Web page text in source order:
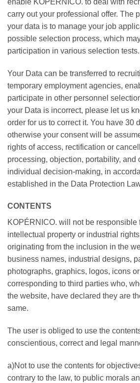
carry out your professional offer. The
your data is to manage your job
possible selection process, which
participation in various selection tests.
Your Data can be transferred to
temporary employment agencies,
participate in other personnel
your Data is incorrect, please let us
order for us to correct it. You have 30
otherwise your consent will be
rights of access, rectification or
processing, objection, portability, and
individual decision-making, in
established in the Data Protection
CONTENTS
KOPÉRNICO. will not be responsible
intellectual property or industrial
originating from the inclusion in the
business names, industrial designs,
photographs, graphics, logos, icons
corresponding to third parties who,
the website, have declared they are
same.
The user is obliged to use the
conscientious, correct and legal
a)Not to use the contents for
contrary to the law, to public morals